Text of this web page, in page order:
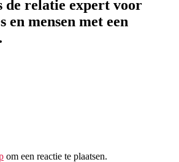
de relatie expert voor
en mensen met een
om een reactie te plaatsen.